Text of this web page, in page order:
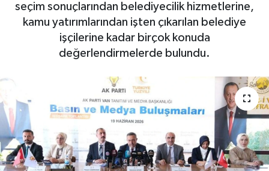
seçim sonuçlarından belediyecilik hizmetlerine,
kamu yatırımlarından işten çıkarılan belediye
işçilerine kadar birçok konuda
değerlendirmelerde bulundu.